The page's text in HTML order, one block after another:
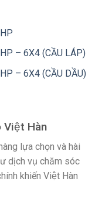
– 6X4 (CẦU LÁP)
– 6X4 (CẦU DẦU)
Việt Hàn
lựa chọn và hài
dịch vụ chăm sóc
khiến Việt Hàn